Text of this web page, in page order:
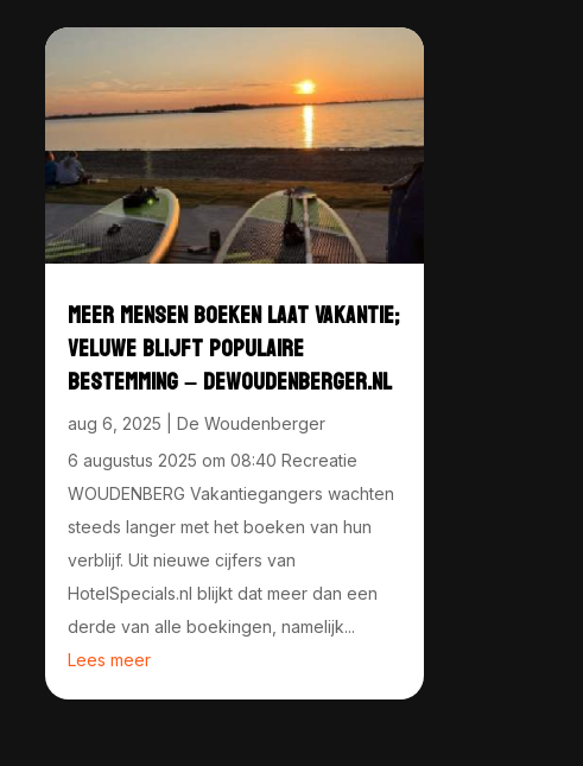
MEER MENSEN BOEKEN LAAT VAKANTIE;
VELUWE BLIJFT POPULAIRE
BESTEMMING – DEWOUDENBERGER.NL
aug 6, 2025
De Woudenberger
6 augustus 2025 om 08:40 Recreatie
WOUDENBERG Vakantiegangers wachten
steeds langer met het boeken van hun
verblijf. Uit nieuwe cijfers van
HotelSpecials.nl blijkt dat meer dan een
derde van alle boekingen, namelijk...
Lees meer